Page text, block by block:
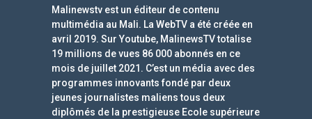
Malinewstv est un éditeur de contenu
multimédia au Mali. La WebTV a été créée en
avril 2019. Sur Youtube, MalinewsTV totalise
19 millions de vues 86 000 abonnés en ce
mois de juillet 2021. C’est un média avec des
programmes innovants fondé par deux
jeunes journalistes maliens tous deux
diplômés de la prestigieuse Ecole supérieure